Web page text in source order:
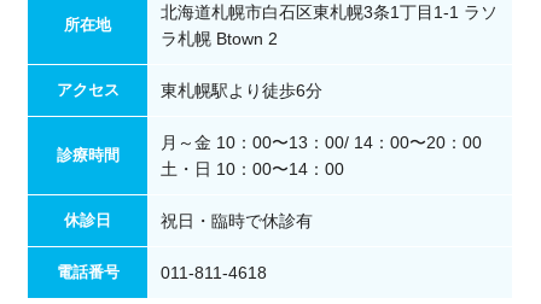
所在地
北海道札幌市白石区東札幌3条1丁目1-1 ラソ
ラ札幌 Btown 2
アクセス 東札幌駅より徒歩6分
診療時間
月～金 10：00〜13：00/ 14：00〜20：00
土・日 10：00〜14：00
休診日 祝日・臨時で休診有
電話番号 011-811-4618